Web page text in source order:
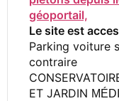
géoportail,
Le site est
Parking voiture
contraire
ET JARDIN